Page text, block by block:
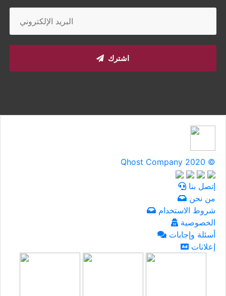
اشترك
Qhost Company 2020 ©
إتصل بنا
من نحن
شروط الاستخدام
الخصوصية
أسئلة وإجابات
إعلانات